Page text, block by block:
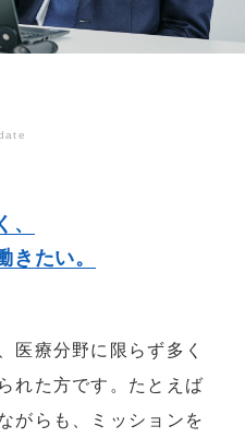
、
きたい。
医療分野に限らず多く
れた方です。たとえば
がらも、ミッションを